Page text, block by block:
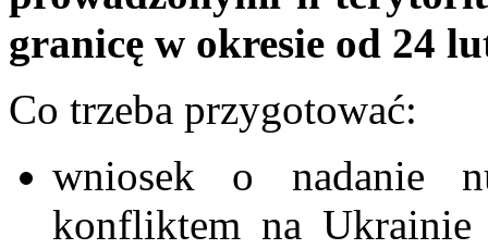
granicę w okresie od 24
Co trzeba przygotować:
wniosek o nadanie
konfliktem na